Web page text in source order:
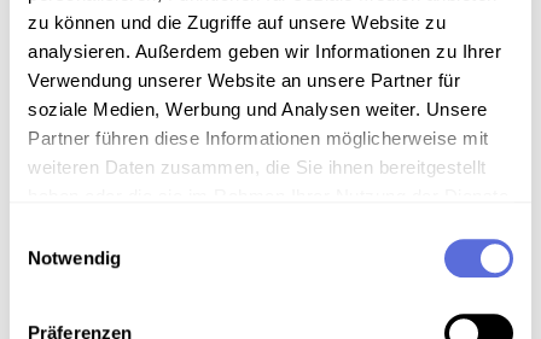
zu können und die Zugriffe auf unsere Website zu
analysieren. Außerdem geben wir Informationen zu Ihrer
Verwendung unserer Website an unsere Partner für
soziale Medien, Werbung und Analysen weiter. Unsere
Partner führen diese Informationen möglicherweise mit
weiteren Daten zusammen, die Sie ihnen bereitgestellt
Notwendig
Präferenzen
Bei historischen Wienerlied-Aufnahmen arbeiten wir
mit dem österreichischen Volksliedwerk zusammen.